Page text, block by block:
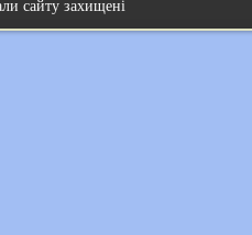
сайту захищені